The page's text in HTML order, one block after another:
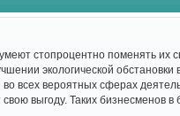
стопроцентно поменять их
экологической обстановки
всех вероятных сферах
выгоду. Таких бизнесменов